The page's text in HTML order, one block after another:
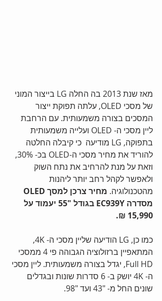
מאז שנת 2013 בה החלה LG בייצור המוני
של מסכי OLED, עלתה תפוקת ייצור
המסכים בצורה משמעותית. עם הרחבת
ליין מסכי ה- OLED ועלייה משמעותית
בתפוקה, LG מודיעה  כי קיבלה החלטה
להוריד את מחיר מסכי ה-OLED בכ- 30%,
וזאת על מנת להרחיב את נתח השוק
ולאפשר לקהל רחב יותר ליהנות
מהטכנולוגיה.
מסדרה EC939Y בגודל "55 יעמוד על
15,990 ₪.
כמו כן, LG הודיעה שליין מסכי ה- 4K,
המתאפיין ברזולוציה הגבוהה פי 4 ממסכי
Full HD, יגדל בצורה משמעותית. ליין מסכי
ה- 4K יושק ב- 6 סדרות שונות ובגדלים
שונים החל מ- "43 ועד "98.